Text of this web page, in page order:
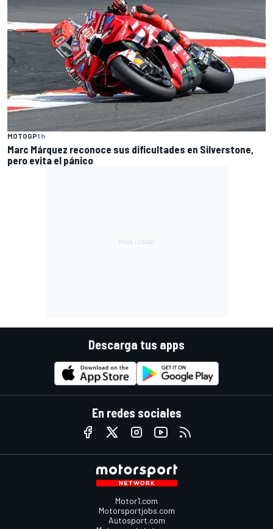
MOTOGP1 h
Marc Márquez reconoce sus dificultades en Silverstone,
pero evita el pánico
Descarga tus apps
En redes sociales
Motor1.com
Motorsportjobs.com
Autosport.com